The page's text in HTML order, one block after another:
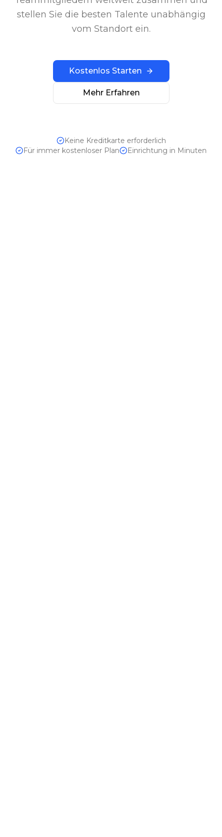
stellen Sie die besten Talente unabhängig
vom Standort ein.
Kostenlos Starten
Mehr Erfahren
Keine Kreditkarte erforderlich
Für immer kostenloser Plan
Einrichtung in Minuten